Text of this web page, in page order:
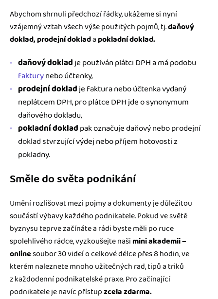
Abychom shrnuli předchozí řádky, ukážeme si nyní
vzájemný vztah všech výše použitých pojmů, tj.daňový
doklad, prodejní dokladapokladní doklad.
daňový dokladje používán plátci DPH a má podobu
fakturynebo účtenky,
prodejní dokladje faktura nebo účtenka vydaný
neplátcem DPH, pro plátce DPH jde o synonymum
daňového dokladu,
pokladní dokladpak označuje daňový nebo prodejní
doklad stvrzující výdej nebo příjem hotovosti z
pokladny.
Směle do světa podnikání
Umění rozlišovat mezi pojmy a dokumenty je důležitou
součástí výbavy každého podnikatele. Pokud ve světě
byznysu teprve začínáte a rádi byste měli po ruce
spolehlivého rádce, vyzkoušejte našimini akademii –
onlinesoubor 30 videí o celkové délce přes 8 hodin, ve
kterém naleznete mnoho užitečných rad, tipů a triků
z každodenní podnikatelské praxe. Pro začínající
podnikatele je navíc přístupzcela zdarma.